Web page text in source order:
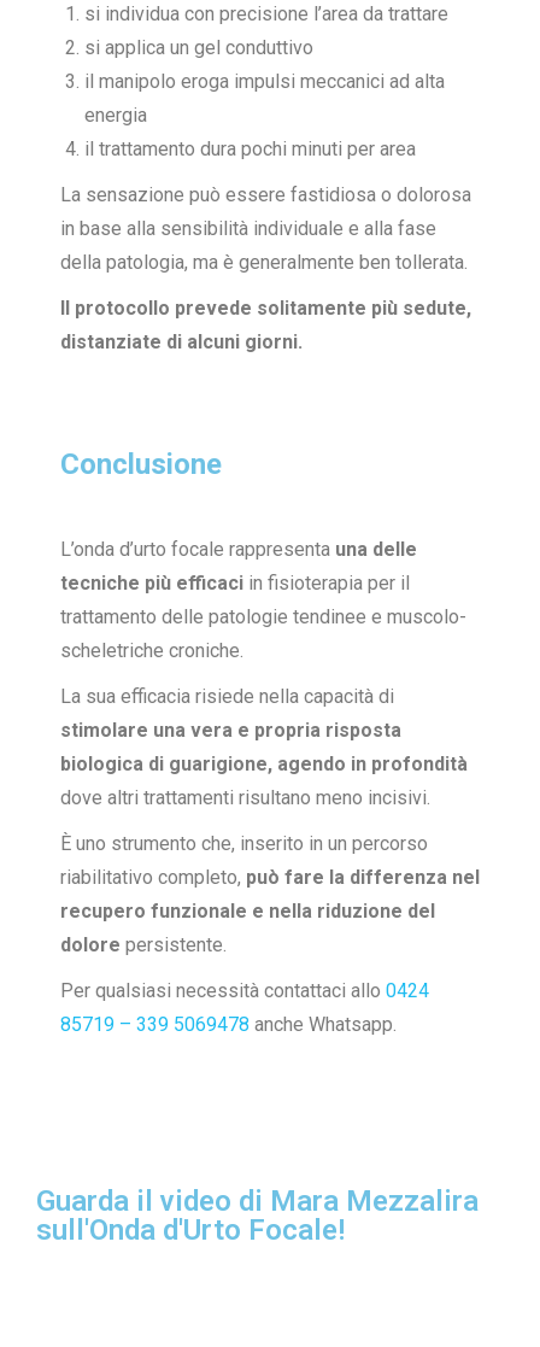
si individua con precisione l’area da trattare
si applica un gel conduttivo
il manipolo eroga impulsi meccanici ad alta
energia
il trattamento dura pochi minuti per area
La sensazione può essere fastidiosa o dolorosa
in base alla sensibilità individuale e alla fase
della patologia, ma è generalmente ben tollerata.
Il protocollo prevede solitamente più sedute,
distanziate di alcuni giorni.
Conclusione
L’onda d’urto focale rappresenta una delle
tecniche più efficaci in fisioterapia per il
trattamento delle patologie tendinee e muscolo-
scheletriche croniche.
La sua efficacia risiede nella capacità di
stimolare una vera e propria risposta
biologica di guarigione, agendo in profondità
dove altri trattamenti risultano meno incisivi.
È uno strumento che, inserito in un percorso
riabilitativo completo, può fare la differenza nel
recupero funzionale e nella riduzione del
dolore persistente.
Per qualsiasi necessità contattaci allo 0424
85719 – 339 5069478 anche Whatsapp.
Guarda il video di Mara Mezzalira
sull'Onda d'Urto Focale!